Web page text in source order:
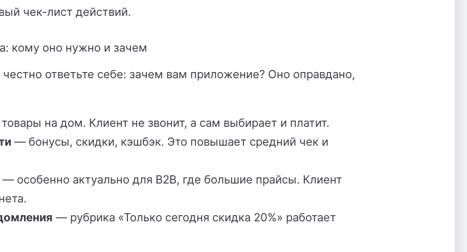
чек-лист действий.
кому оно нужно и зачем
ответьте себе: зачем вам приложение? Оно оправдано,
на дом. Клиент не звонит, а сам выбирает и платит.
— бонусы, скидки, кэшбэк. Это повышает средний чек и
— особенно актуально для B2B, где большие прайсы. Клиент
— рубрика «Только сегодня скидка 20%» работает